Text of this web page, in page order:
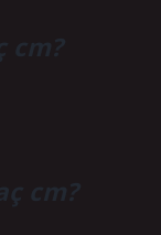
cm?
cm?